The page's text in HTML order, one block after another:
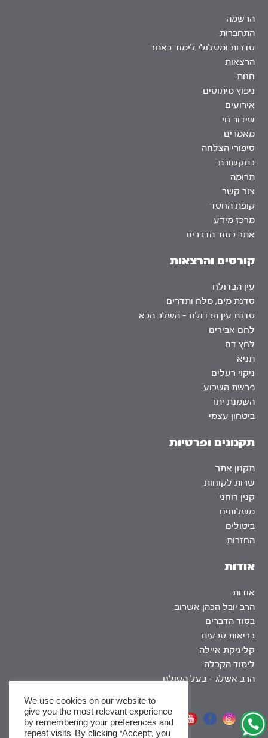
אודות
אודות
הרב יובל הכהן אשרוב
בסוד הדברים
בריאות טבעית
קליניקת איילה
לימוד הקבלה
הרב אשלג – בעל הסולם
הרשמה
התחברות
סדרות ומסלולי לימוד באתר
הרצאות
חנות
ניפוץ מיתוסים
אירועים
שידור חי
מאמרים
סיפורי הצלחה
בתקשורת
תרומה
צור קשר
קופת החסד
מרכז מידע
אתר בסוד הדברים
קורסים והרצאות
עין הבדולח
סדנת מים, מלח ותדרים
סדנת עין הבדולח – השלב הבא
לחם אבירים
לחץ דם
תניא
ניקוי רעלים
פרשת השבוע
השמנת יתר
ביטחון עצמי
תקנונים ופרטיות
תקנון אתר
שרות לקוחות
קנין רוחני
משלוחים
ביטולים
החזרות
אתר שומר שבת
We use cookies on our website to
give you the most relevant experience
by remembering your preferences and
repeat visits. By clicking “Accept”, you